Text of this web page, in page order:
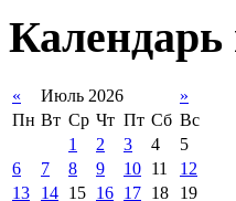
« Июль 2026
»
Пн Вт Ср Чт Пт Сб Вс
1
2 3 4
5
6
7 8 9 10 11
12
13
14 15 16 17 18 19